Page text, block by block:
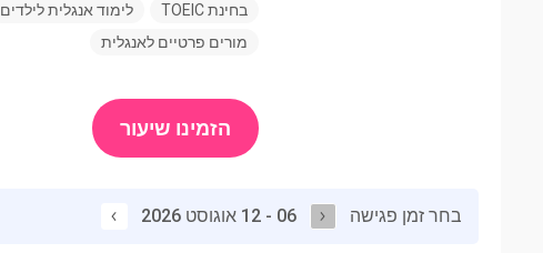
בחינת TOEIC
לימוד אנגלית לילדים
מורים פרטיים לאנגלית
הזמינו שיעור
בחר זמן פגישה 06 - 12 אוגוסט 2026